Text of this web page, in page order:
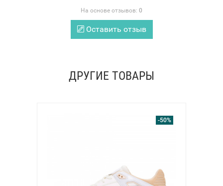
На основе отзывов: 0
Оставить отзыв
ДРУГИЕ ТОВАРЫ
-50%